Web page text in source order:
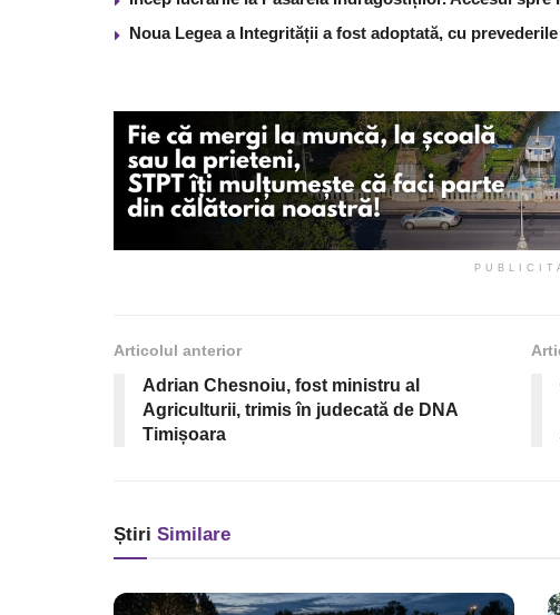
Noua Legea a Integrității a fost adoptată, cu
Articolul anterior
Adrian Chesnoiu, fost ministru al
Agriculturii, trimis în judecată de DNA
Timișoara
Știri Similare